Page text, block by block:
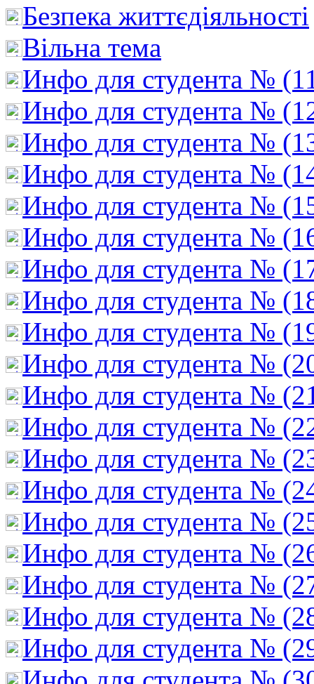
Безпека життєдіяльності
Вільна тема
Инфо для студента №
Инфо для студента №
Инфо для студента №
Инфо для студента №
Инфо для студента №
Инфо для студента №
Инфо для студента №
Инфо для студента №
Инфо для студента №
Инфо для студента №
Инфо для студента №
Инфо для студента №
Инфо для студента №
Инфо для студента №
Инфо для студента №
Инфо для студента №
Инфо для студента №
Инфо для студента №
Инфо для студента №